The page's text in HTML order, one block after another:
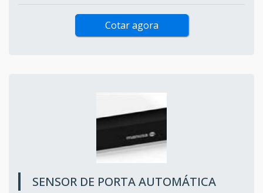
Cotar agora
SENSOR DE PORTA AUTOMÁTICA